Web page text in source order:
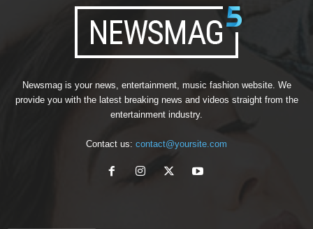
Newsmag is your news, entertainment, music fashion website. We
provide you with the latest breaking news and videos straight from the
entertainment industry.
Contact us: contact@yoursite.com